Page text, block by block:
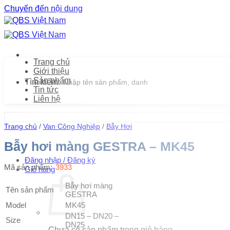
Chuyển đến nội dung
Tìm kiếm:
Đăng nhập / Đăng ký
Giỏ hàng
Trang chủ
Giới thiệu
Sản phẩm
Tin tức
Liên hệ
Trang chủ / Van Công Nghiệp / Bẫy Hơi
Bẫy hơi màng GESTRA – MK45
Mã sản phẩm: 3933
Tên sản phẩm
Bẫy hơi màng
GESTRA
Model
MK45
Size
DN15 – DN20 –
DN25